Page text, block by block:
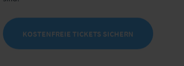
KOSTENFREIE TICKETS SICHERN